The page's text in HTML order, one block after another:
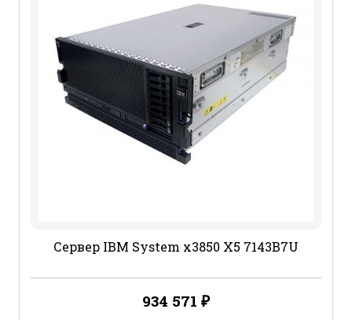
Сервер IBM System x3850 X5 7143B7U
934 571 ₽